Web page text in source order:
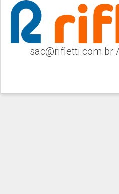
sac@rifletti.com.br